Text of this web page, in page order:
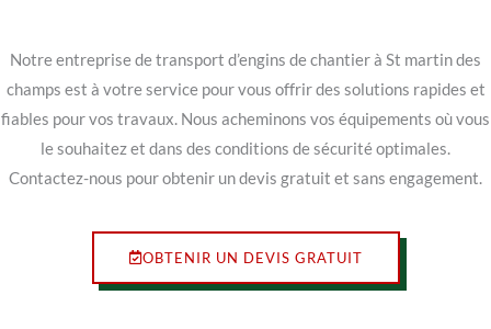
Notre entreprise de transport d’engins de chantier à St martin des
champs est à votre service pour vous offrir des solutions rapides et
fiables pour vos travaux. Nous acheminons vos équipements où vous
le souhaitez et dans des conditions de sécurité optimales.
Contactez-nous pour obtenir un devis gratuit et sans engagement.
OBTENIR UN DEVIS GRATUIT